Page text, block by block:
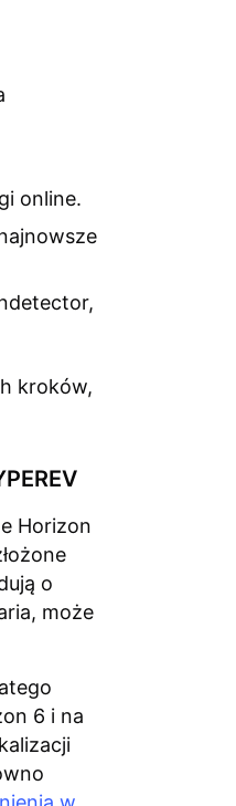
online.
kroków,
Horizon
o
może
6 i na